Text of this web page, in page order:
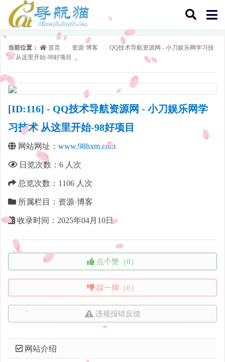
当前位置： 首页 / 资源·博客 /
QQ技术导航资源网 - 小刀娱乐网学习技
术 从这里开始-98好项目
[ID:116] - QQ技术导航资源网 - 小刀娱乐网学
习技术 从这里开始-98好项目
网站网址： www.98hxm.com
日览次数： 6 人次
总览次数： 1106 人次
所属栏目：资源·博客
收录时间：2025年04月10日
点个赞（0）
踩一脚（0）
违规报错反馈
网站介绍